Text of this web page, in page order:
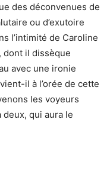
des déconvenues de
ou d’exutoire
l’intimité de Caroline
dont il dissèque
avec une ironie
il à l’orée de cette
les voyeurs
qui aura le